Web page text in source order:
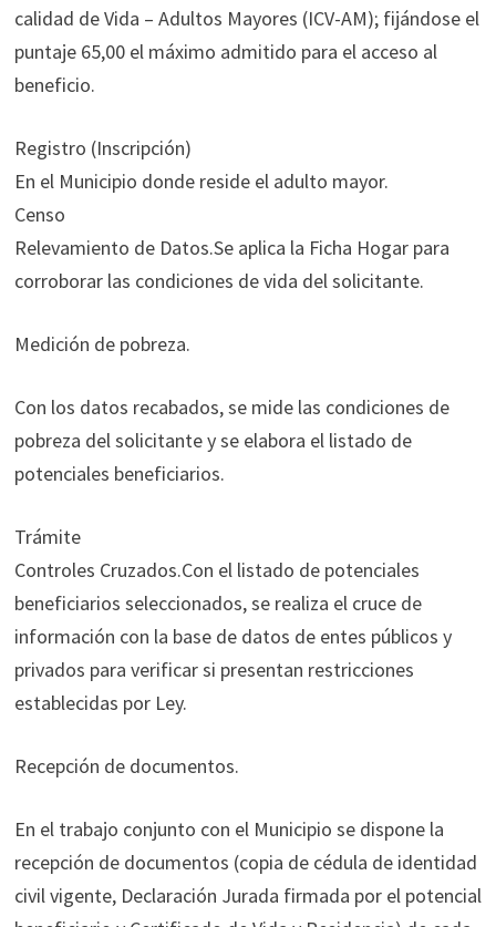
calidad de Vida – Adultos Mayores (ICV-AM); fijándose el
puntaje 65,00 el máximo admitido para el acceso al
beneficio.
Registro (Inscripción)
En el Municipio donde reside el adulto mayor.
Censo
Relevamiento de Datos.Se aplica la Ficha Hogar para
corroborar las condiciones de vida del solicitante.
Medición de pobreza.
Con los datos recabados, se mide las condiciones de
pobreza del solicitante y se elabora el listado de
potenciales beneficiarios.
Trámite
Controles Cruzados.Con el listado de potenciales
beneficiarios seleccionados, se realiza el cruce de
información con la base de datos de entes públicos y
privados para verificar si presentan restricciones
establecidas por Ley.
Recepción de documentos.
En el trabajo conjunto con el Municipio se dispone la
recepción de documentos (copia de cédula de identidad
civil vigente, Declaración Jurada firmada por el potencial